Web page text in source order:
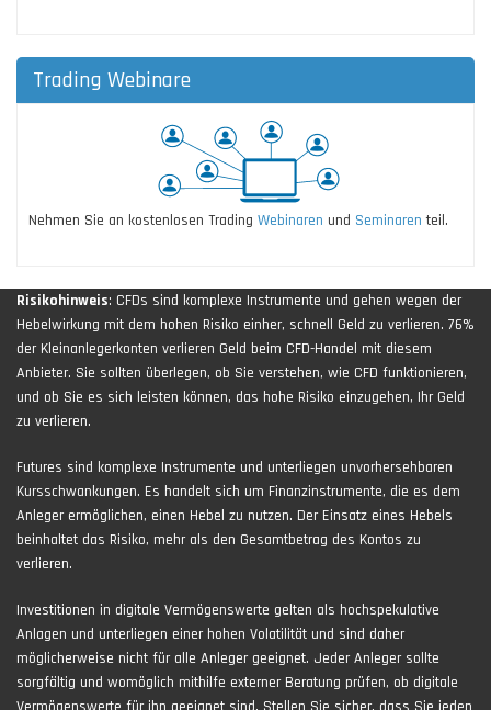
Trading Webinare
Nehmen Sie an kostenlosen Trading Webinaren und Seminaren teil.
Risikohinweis: CFDs sind komplexe Instrumente und gehen wegen der
Hebelwirkung mit dem hohen Risiko einher, schnell Geld zu verlieren. 76%
der Kleinanlegerkonten verlieren Geld beim CFD-Handel mit diesem
Anbieter. Sie sollten überlegen, ob Sie verstehen, wie CFD funktionieren,
und ob Sie es sich leisten können, das hohe Risiko einzugehen, Ihr Geld
zu verlieren.
Futures sind komplexe Instrumente und unterliegen unvorhersehbaren
Kursschwankungen. Es handelt sich um Finanzinstrumente, die es dem
Anleger ermöglichen, einen Hebel zu nutzen. Der Einsatz eines Hebels
beinhaltet das Risiko, mehr als den Gesamtbetrag des Kontos zu
verlieren.
Investitionen in digitale Vermögenswerte gelten als hochspekulative
Anlagen und unterliegen einer hohen Volatilität und sind daher
möglicherweise nicht für alle Anleger geeignet. Jeder Anleger sollte
sorgfältig und womöglich mithilfe externer Beratung prüfen, ob digitale